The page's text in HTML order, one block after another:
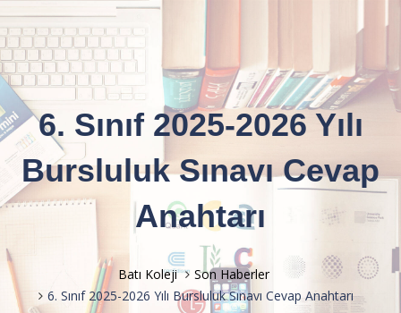
6. Sınıf 2025-2026 Yılı
Bursluluk Sınavı Cevap
Anahtarı
Batı Koleji
Son Haberler
6. Sınıf 2025-2026 Yılı Bursluluk Sınavı Cevap Anahtarı